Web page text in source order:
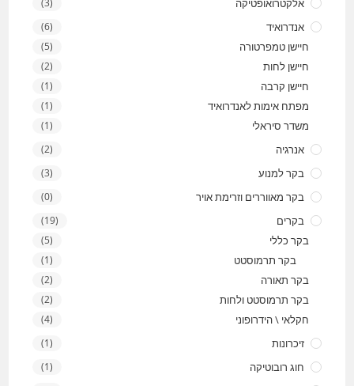
אלקטרואופטיקה (3)
אנדרואיד (6)
חיישן טמפרטורה (5)
חיישן לחות (2)
חיישן קרבה (1)
מפתח אימות לאנדרואיד (1)
משדר סיראלי (1)
אנרגיה (2)
בקר למנוע (3)
בקר מאווררים וזרימת אויר (0)
בקרים (19)
בקר כללי (5)
בקר תרמוסטט (1)
בקר תאורה (2)
בקר תרמוסטט ולחות (2)
חקלאי \ הידרופוני (4)
זיכרונות (1)
חוג רובוטיקה (1)